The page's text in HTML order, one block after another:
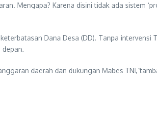
Mengapa? Karena disini tidak ada sistem
Dana Desa (DD). Tanpa intervensi
depan.
daerah dan dukungan Mabes